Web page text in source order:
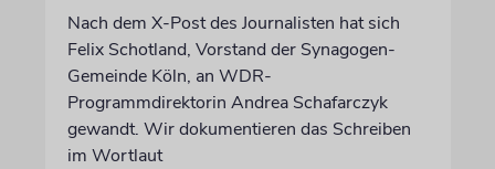
Nach dem X-Post des Journalisten hat sich
Felix Schotland, Vorstand der Synagogen-
Gemeinde Köln, an WDR-
Programmdirektorin Andrea Schafarczyk
gewandt. Wir dokumentieren das Schreiben
im Wortlaut